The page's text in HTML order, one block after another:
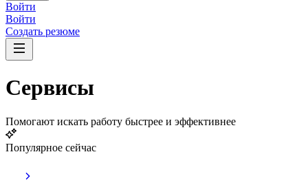
Войти
Войти
Создать резюме
Сервисы
Помогают искать работу быстрее и эффективнее
Популярное сейчас